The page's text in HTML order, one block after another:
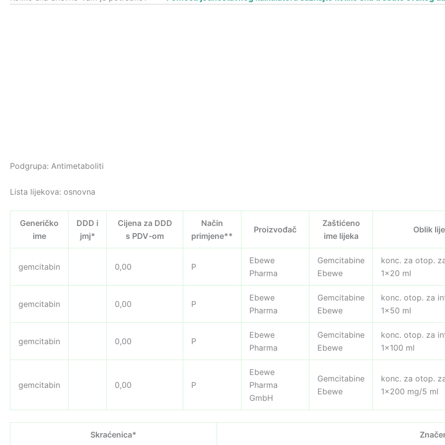
Podgrupa: Antimetaboliti
Lista lijekova: osnovna
Generičko
ime
DDD i
jmj*
Cijena za DDD
s PDV-om
Način
primjene**
Proizvođač
Zaštićeno
ime lijeka
Oblik
gemcitabin 0,00 P
Ebewe
Pharma
Gemcitabine
Ebewe
konc. za otop.
1×20 ml
gemcitabin 0,00 P
Ebewe
Pharma
Gemcitabine
Ebewe
konc. otop. za
1×50 ml
gemcitabin 0,00 P
Ebewe
Pharma
Gemcitabine
Ebewe
konc. otop. za
1×100 ml
gemcitabin 0,00 P
Ebewe
Pharma
GmbH
Gemcitabine
Ebewe
konc. za otop.
1×200 mg/5 ml
Skraćenica*